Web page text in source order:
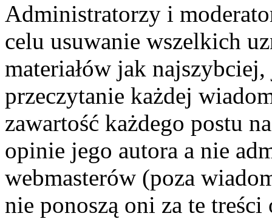
Administratorzy i
celu usuwanie wszelkich
materiałów jak
przeczytanie każdej
zawartość każdego postu
opinie jego autora a nie
webmasterów (poza
nie ponoszą oni za te